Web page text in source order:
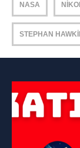
NASA
STEPHAN